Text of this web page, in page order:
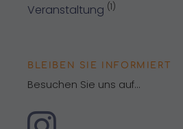
Veranstaltung (1)
BLEIBEN SIE INFORMIERT
Besuchen Sie uns auf...